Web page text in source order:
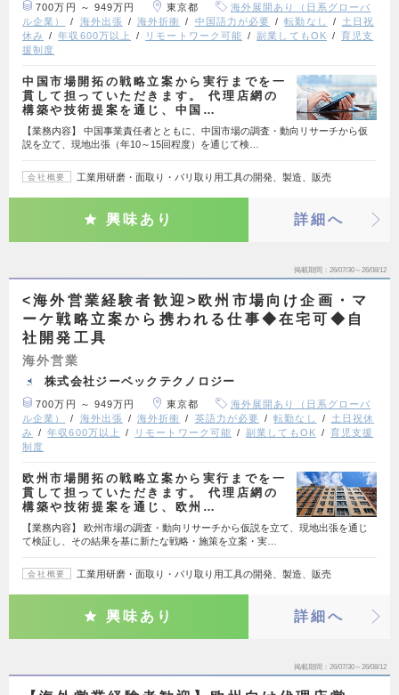
700万円 ～ 949万円 東京都
海外展開あり（日系グローバ
ル企業）
海外出張 海外折衝 中国語力が必要 転勤なし
土日祝
休み
年収600万以上 リモートワーク可能 副業してもOK
育児支
援制度
中国市場開拓の戦略立案から実行までを一
貫して担っていただきます。 代理店網の
構築や技術提案を通じ、中国…
【業務内容】 中国事業責任者とともに、中国市場の調査・動向リサーチから仮
説を立て、現地出張（年10～15回程度）を通じて検…
会社概要 工業用研磨・面取り・バリ取り用工具の開発、製造、販売
興味あり 詳細へ
掲載期間 26/07/30～26/08/12
<海外営業経験者歓迎>欧州市場向け企画・マ
ーケ戦略立案から携われる仕事◆在宅可◆自
社開発工具
海外営業
株式会社ジーベックテクノロジー
700万円 ～ 949万円 東京都
海外展開あり（日系グローバ
ル企業）
海外出張 海外折衝 英語力が必要 転勤なし
土日祝休
み
年収600万以上 リモートワーク可能 副業してもOK
育児支援
制度
欧州市場開拓の戦略立案から実行までを一
貫して担っていただきます。 代理店網の
構築や技術提案を通じ、欧州…
【業務内容】 欧州市場の調査・動向リサーチから仮説を立て、現地出張を通じ
て検証し、その結果を基に新たな戦略・施策を立案・実…
会社概要 工業用研磨・面取り・バリ取り用工具の開発、製造、販売
興味あり 詳細へ
掲載期間 26/07/30～26/08/12